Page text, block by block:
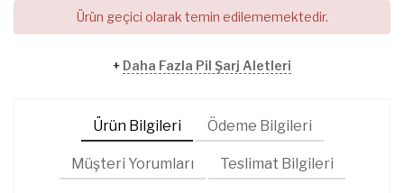
Ürün geçici olarak temin edilememektedir.
+ Daha Fazla Pil Şarj Aletleri
Ürün Bilgileri Ödeme Bilgileri
Müşteri Yorumları Teslimat Bilgileri